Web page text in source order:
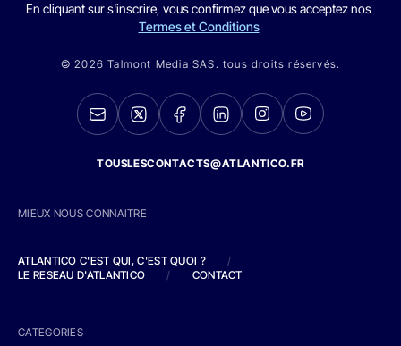
En cliquant sur s'inscrire, vous confirmez que vous acceptez nos
Termes et Conditions
© 2026 Talmont Media SAS. tous droits réservés.
TOUSLESCONTACTS@ATLANTICO.FR
MIEUX NOUS CONNAITRE
ATLANTICO C'EST QUI, C'EST QUOI ?
/
LE RESEAU D'ATLANTICO
/ CONTACT
CATEGORIES